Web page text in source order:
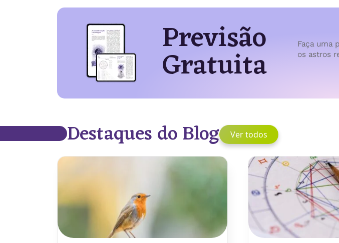
Previsão
Gratuita
Faça uma
os astros
Destaques do Blog Ver todos